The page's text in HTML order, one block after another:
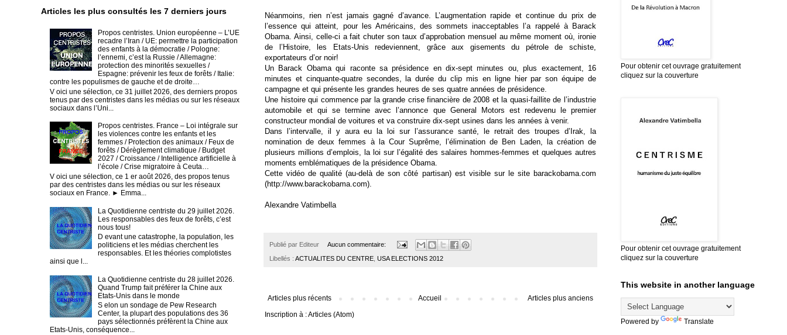
Néanmoins, rien n’est jamais gagné d’avance. L’augmentation rapide et continue du prix de
l’essence qui atteint, pour les Américains, des sommets inacceptables l’a rappelé à Barack
Obama. Ainsi, celle-ci a fait chuter son taux d’approbation mensuel au même moment où, ironie
de l’Histoire, les Etats-Unis redeviennent, grâce aux gisements du pétrole de schiste,
exportateurs d’or noir!
Un Barack Obama qui raconte sa présidence en dix-sept minutes ou, plus exactement, 16
minutes et cinquante-quatre secondes, la durée du clip mis en ligne hier par son équipe de
campagne et qui présente les grandes heures de ses quatre années de présidence.
Une histoire qui commence par la grande crise financière de 2008 et la quasi-faillite de l’industrie
automobile et qui se termine avec l’annonce que General Motors est redevenu le premier
constructeur mondial de voitures et va construire dix-sept usines dans les années à venir.
Dans l’intervalle, il y aura eu la loi sur l’assurance santé, le retrait des troupes d’Irak, la
nomination de deux femmes à la Cour Suprême, l’élimination de Ben Laden, la création de
plusieurs millions d’emplois, la loi sur l’égalité des salaires hommes-femmes et quelques autres
moments emblématiques de la présidence Obama.
Cette vidéo de qualité (au-delà de son côté partisan) est visible sur le site barackobama.com
(http://www.barackobama.com).
Alexandre Vatimbella
Publié par Editeur Aucun commentaire:
Libellés : ACTUALITES DU CENTRE USA ELECTIONS 2012
Articles plus récents Articles plus anciens
Accueil
Inscription à :Articles (Atom)
Articles les plus consultés les 7 derniers jours
Propos centristes. Union européenne – L’UE
recadre l’Iran / UE: permettre la participation
des enfants à la démocratie / Pologne:
l’ennemi, c’est la Russie / Allemagne:
protection des minorités sexuelles /
Espagne: prévenir les feux de forêts / Italie:
contre les populismes de gauche et de droite…
V oici une sélection, ce 31 juillet 2026, des derniers propos
tenus par des centristes dans les médias ou sur les réseaux
sociaux dans l’Uni...
Propos centristes. France – Loi intégrale sur
les violences contre les enfants et les
femmes / Protection des animaux / Feux de
forêts / Dérèglement climatique / Budget
2027 / Croissance / Intelligence artificielle à
l’école / Crise migratoire à Ceuta…
V oici une sélection, ce 1 er août 2026, des propos tenus
par des centristes dans les médias ou sur les réseaux
sociaux en France. ► Emma...
La Quotidienne centriste du 29 juillet 2026.
Les responsables des feux de forêts, c’est
nous tous!
D evant une catastrophe, la population, les
politiciens et les médias cherchent les
responsables. Et les théories complotistes
ainsi que l...
La Quotidienne centriste du 28 juillet 2026.
Quand Trump fait préférer la Chine aux
Etats-Unis dans le monde
S elon un sondage de Pew Research
Center, la plupart des populations des 36
pays sélectionnés préfèrent la Chine aux
Etats-Unis, conséquence...
Pour obtenir cet ouvrage gratuitement
cliquez sur la couverture
Pour obtenir cet ouvrage gratuitement
cliquez sur la couverture
This website in another language
Powered by Translate